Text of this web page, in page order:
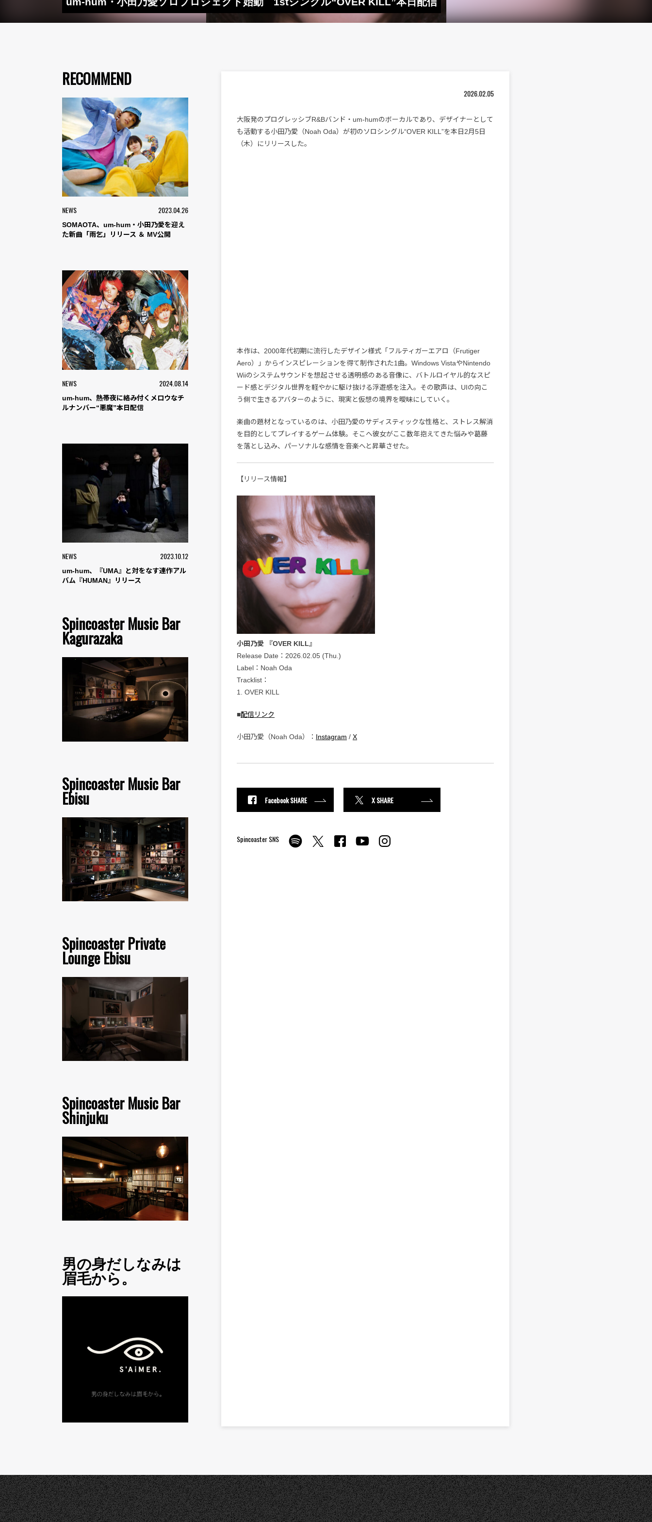
RECOMMEND
NEWS 2023.04.26
SOMAOTA、um-hum・小田乃愛を迎え
た新曲「雨乞」リリース ＆ MV公開
NEWS 2024.08.14
um-hum、熱帯夜に絡み付くメロウなチ
ルナンバー“悪魔”本日配信
NEWS 2023.10.12
um-hum、『UMA』と対をなす連作アル
バム『HUMAN』リリース
Spincoaster Music Bar
Kagurazaka
Spincoaster Music Bar
Ebisu
Spincoaster Private
Lounge Ebisu
Spincoaster Music Bar
Shinjuku
男の身だしなみは
眉毛から。
2026.02.05
大阪発のプログレッシブR&Bバンド・um-humのボーカルであり、デザイナーとして
も活動する小田乃愛（Noah Oda）が初のソロシングル“OVER KILL”を本日2月5日
（木）にリリースした。
本作は、2000年代初期に流行したデザイン様式「フルティガーエアロ（Frutiger
Aero）」からインスピレーションを得て制作された1曲。Windows VistaやNintendo
Wiiのシステムサウンドを想起させる透明感のある音像に、バトルロイヤル的なスピ
ード感とデジタル世界を軽やかに駆け抜ける浮遊感を注入。その歌声は、UIの向こ
う側で生きるアバターのように、現実と仮想の境界を曖昧にしていく。
楽曲の題材となっているのは、小田乃愛のサディスティックな性格と、ストレス解消
を目的としてプレイするゲーム体験。そこへ彼女がここ数年抱えてきた悩みや葛藤
を落とし込み、パーソナルな感情を音楽へと昇華させた。
【リリース情報】
小田乃愛 『OVER KILL』
Release Date：2026.02.05 (Thu.)
Label：Noah Oda
Tracklist：
1. OVER KILL
■配信リンク
小田乃愛（Noah Oda）： Instagram / X
Facebook SHARE X SHARE
Spincoaster SNS